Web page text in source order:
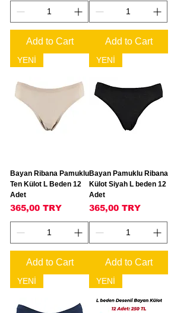
Add to Cart Add to Cart
YENİ
Bayan Ribana Pamuklu
Ten Külot L Beden 12
Adet
Price
365,00 TRY
Add to Cart
YENİ
Bayan Pamuklu Ribana
Külot Siyah L beden 12
Adet
Price
365,00 TRY
Add to Cart
YENİ YENİ